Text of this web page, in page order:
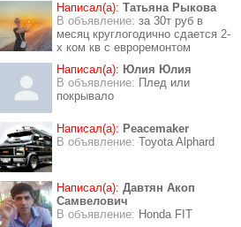
Написал(а): Татьяна Рыкова
В объявление: за 30т руб в
месяц круглогодично сдается 2-
х ком кв с евроремонтом
Написал(а): Юлия Юлия
В объявление: Плед или
покрывало
Написал(а): Peacemaker
В объявление: Toyota Alphard
Написал(а): Давтян Акоп
Самвелович
В объявление: Honda FIT